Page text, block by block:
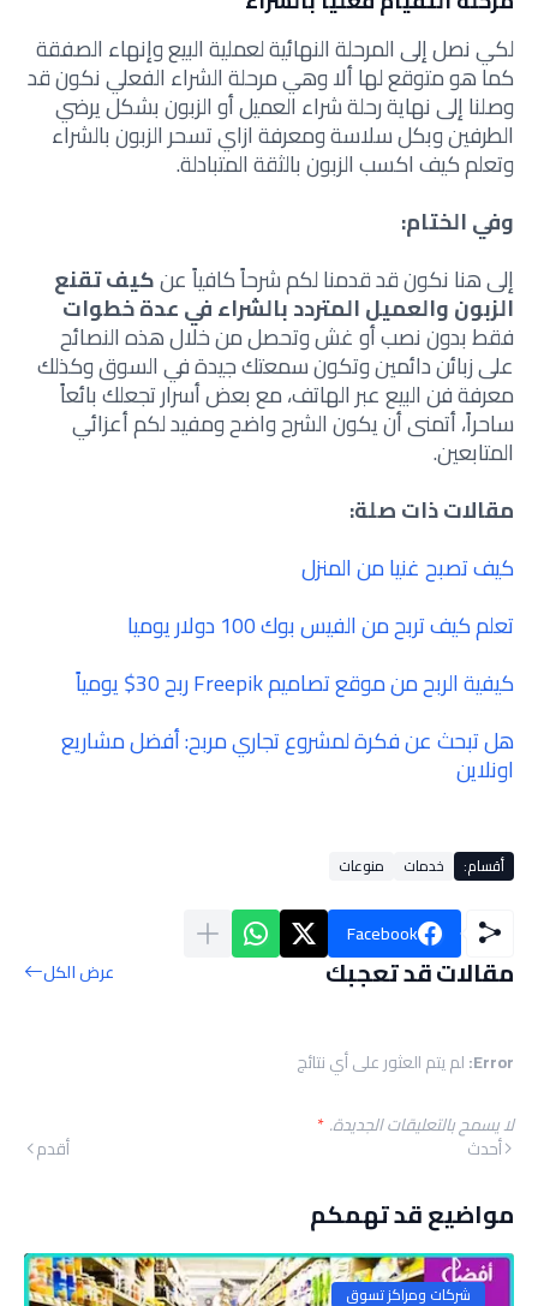
لكي نصل إلى المرحلة النهائية لعملية البيع وإنهاء الصفقة
كما هو متوقع لها ألا وهي مرحلة الشراء الفعلي نكون قد
وصلنا إلى نهاية رحلة شراء العميل أو الزبون بشكل يرضي
الطرفين وبكل سلاسة ومعرفة ازاي تسحر الزبون بالشراء
وتعلم كيف اكسب الزبون بالثقة المتبادلة.
وفي الختام:
إلى هنا نكون قد قدمنا لكم شرحاً كافياً عنكيف تقنع
الزبون والعميل المتردد بالشراء في عدة خطوات
فقط بدون نصب أو غش وتحصل من خلال هذه النصائح
على زبائن دائمين وتكون سمعتك جيدة في السوق وكذلك
معرفةفن البيع عبر الهاتف، مع بعضأسرار تجعلك بائعاً
ساحراً، أتمنى أن يكون الشرح واضح ومفيد لكم أعزائي
المتابعين.
مقالات ذات صلة:
كيف تصبح غنيا من المنزل
تعلم كيف تربح من الفيس بوك 100 دولار يوميا
كيفية الربح من موقع تصاميم Freepik ربح 30$ يومياً
هل تبحث عن فكرة لمشروع تجاري مربح: أفضل مشاريع
اونلاين
أقسام: خدمات منوعات
Facebook
مقالات قد تعجبك عرض الكل
Error: لم يتم العثور على أي نتائج
لا يسمح بالتعليقات الجديدة.*
أحدث أقدم
مواضيع قد تهمكم
شركات ومراكز تسوق